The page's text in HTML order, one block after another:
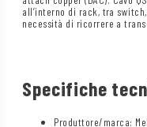
all’interno di rack, tra
necessità di ricorrere a
Specifiche
Produttore/marca: